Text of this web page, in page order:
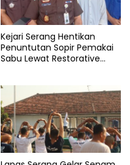
Kejari Serang Hentikan
Penuntutan Sopir Pemakai
Sabu Lewat Restorative